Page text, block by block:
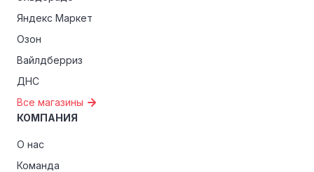
Яндекс Маркет
Озон
Вайлдберриз
ДНС
Все магазины
КОМПАНИЯ
О нас
Команда